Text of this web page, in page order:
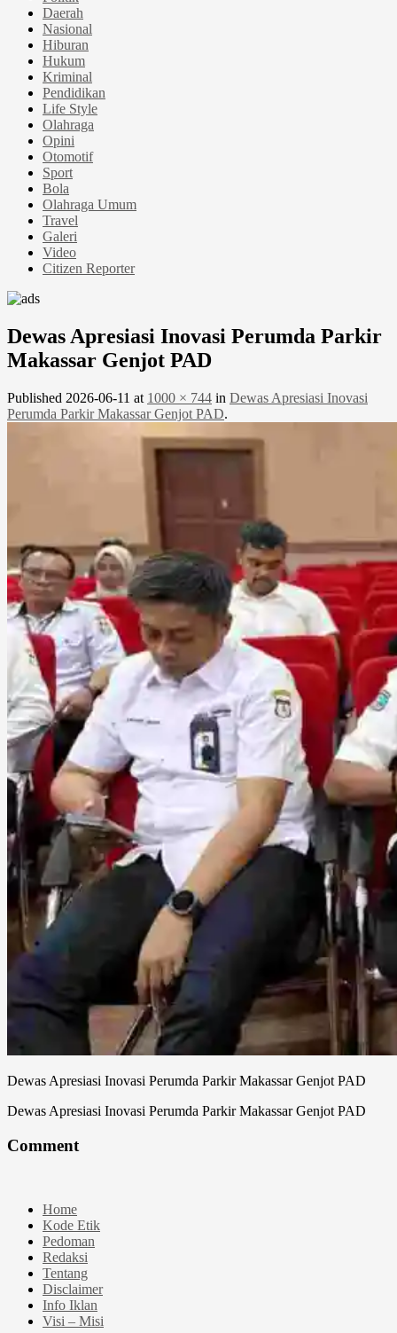
Daerah
Nasional
Hiburan
Hukum
Kriminal
Pendidikan
Life Style
Olahraga
Opini
Otomotif
Sport
Bola
Olahraga Umum
Travel
Galeri
Video
Citizen Reporter
Dewas Apresiasi Inovasi Perumda Parkir
Makassar Genjot PAD
Published 2026-06-11 at 1000 × 744 in Dewas Apresiasi Inovasi
Perumda Parkir Makassar Genjot PAD.
Dewas Apresiasi Inovasi Perumda Parkir Makassar Genjot PAD
Dewas Apresiasi Inovasi Perumda Parkir Makassar Genjot PAD
Comment
Home
Kode Etik
Pedoman
Redaksi
Tentang
Disclaimer
Info Iklan
Visi – Misi